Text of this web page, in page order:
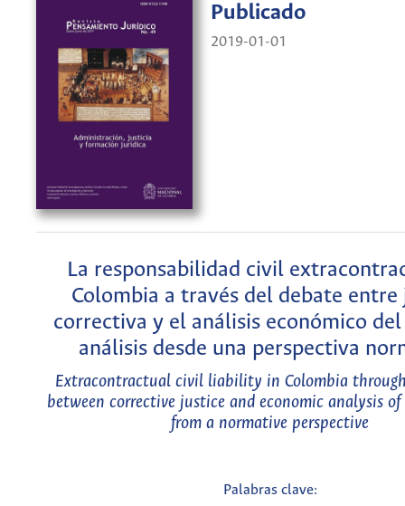
Publicado
2019-01-01
La responsabilidad civil
Colombia a través del debate entre
correctiva y el análisis económico
análisis desde una perspectiva
Extracontractual civil liability in Colombia
between corrective justice and economic analysis
from a normative perspective
Palabras clave: